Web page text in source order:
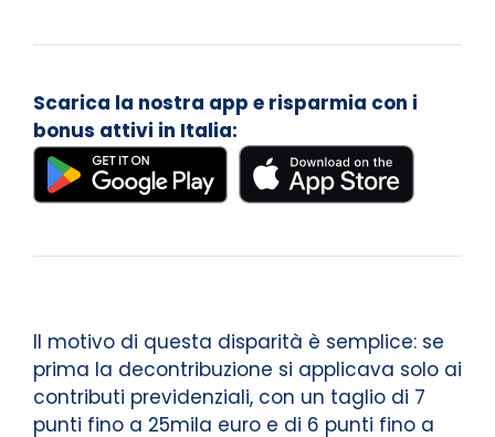
Scarica la nostra app e risparmia con i
bonus attivi in Italia:
Il motivo di questa disparità è semplice: se
prima la decontribuzione si applicava solo ai
contributi previdenziali, con un taglio di 7
punti fino a 25mila euro e di 6 punti fino a